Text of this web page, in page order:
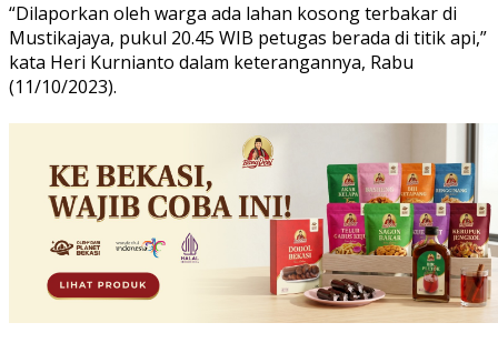
“Dilaporkan oleh warga ada lahan kosong terbakar di
Mustikajaya, pukul 20.45 WIB petugas berada di titik api,”
kata Heri Kurnianto dalam keterangannya, Rabu
(11/10/2023).